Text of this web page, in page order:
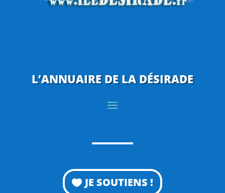
L’ANNUAIRE DE LA DÉSIRADE
JE SOUTIENS !